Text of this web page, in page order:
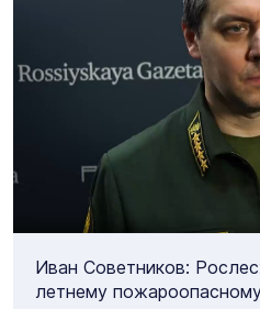
Иван Советников:
летнему